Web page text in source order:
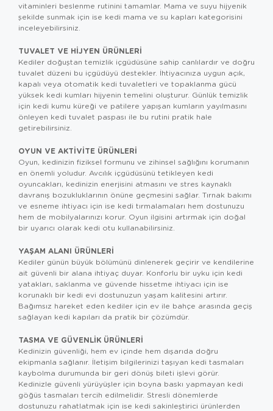
vitaminleri beslenme rutinini tamamlar. Mama ve suyu hijyenik
şekilde sunmak için ise kedi mama ve su kapları kategorisini
inceleyebilirsiniz.
TUVALET VE HIJYEN ÜRÜNLERI
Kediler doğuştan temizlik içgüdüsüne sahip canlılardır ve doğru
tuvalet düzeni bu içgüdüyü destekler. İhtiyacınıza uygun açık,
kapalı veya otomatik kedi tuvaletleri ve topaklanma gücü
yüksek kedi kumları hijyenin temelini oluşturur. Günlük temizlik
için kedi kumu küreği ve patilere yapışan kumların yayılmasını
önleyen kedi tuvalet paspası ile bu rutini pratik hale
getirebilirsiniz.
OYUN VE AKTIVITE ÜRÜNLERI
Oyun, kedinizin fiziksel formunu ve zihinsel sağlığını korumanın
en önemli yoludur. Avcılık içgüdüsünü tetikleyen kedi
oyuncakları, kedinizin enerjisini atmasını ve stres kaynaklı
davranış bozukluklarının önüne geçmesini sağlar. Tırnak bakımı
ve esneme ihtiyacı için ise kedi tırmalamaları hem dostunuzu
hem de mobilyalarınızı korur. Oyun ilgisini artırmak için doğal
bir uyarıcı olarak kedi otu kullanabilirsiniz.
YAŞAM ALANI ÜRÜNLERI
Kediler günün büyük bölümünü dinlenerek geçirir ve kendilerine
ait güvenli bir alana ihtiyaç duyar. Konforlu bir uyku için kedi
yatakları, saklanma ve güvende hissetme ihtiyacı için ise
korunaklı bir kedi evi dostunuzun yaşam kalitesini artırır.
Bağımsız hareket eden kediler için ev ile bahçe arasında geçiş
sağlayan kedi kapıları da pratik bir çözümdür.
TASMA VE GÜVENLIK ÜRÜNLERI
Kedinizin güvenliği, hem ev içinde hem dışarıda doğru
ekipmanla sağlanır. İletişim bilgilerinizi taşıyan kedi tasmaları
kaybolma durumunda bir geri dönüş bileti işlevi görür.
Kedinizle güvenli yürüyüşler için boyna baskı yapmayan kedi
göğüs tasmaları tercih edilmelidir. Stresli dönemlerde
dostunuzu rahatlatmak için ise kedi sakinleştirici ürünlerden